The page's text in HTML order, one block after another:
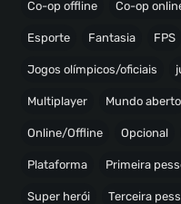
Co-op offline Co-op
Esporte Fantasia FPS
Jogos olímpicos/oficiais
Multiplayer Mundo aberto
Online/Offline Opcional
Plataforma Primeira
Super herói Terceira